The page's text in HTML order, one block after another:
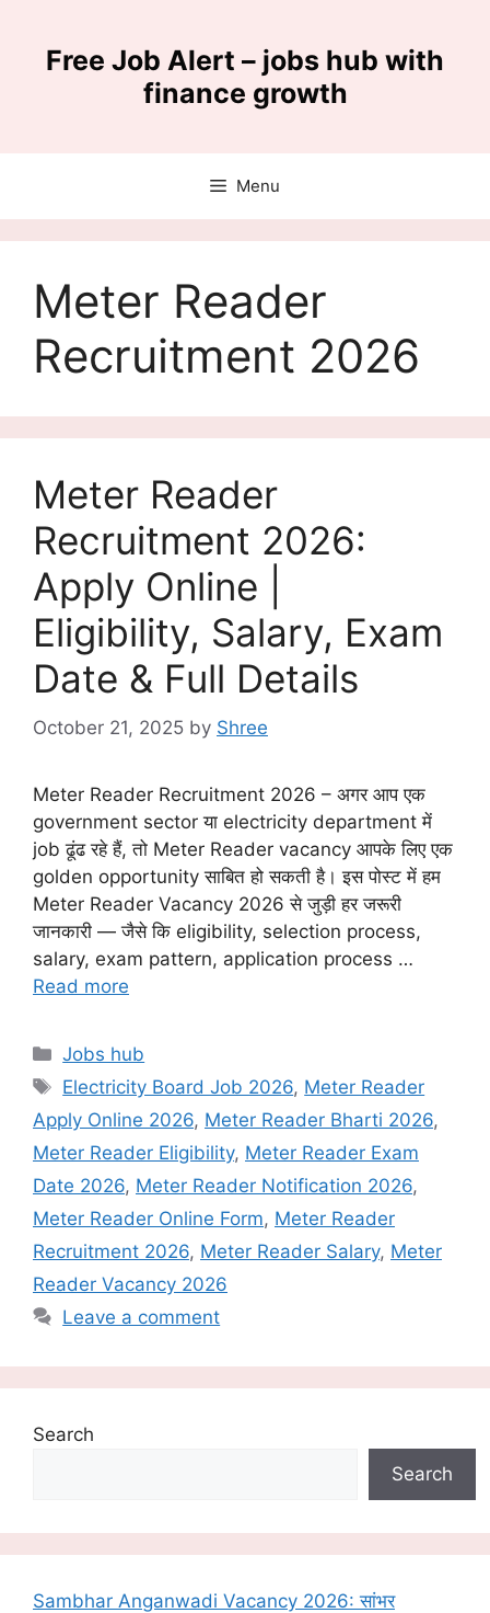
contentFree Job Alert – jobs hub with
finance growth
Menu
Meter Reader
Recruitment 2026
Meter Reader
Recruitment 2026:
Apply Online |
Eligibility, Salary, Exam
Date & Full Details
October 21, 2025 by Shree
Meter Reader Recruitment 2026 – अगर आप एक
government sector या electricity department में
job ढूंढ रहे हैं, तो Meter Reader vacancy आपके लिए एक
golden opportunity साबित हो सकती है। इस पोस्ट में हम
Meter Reader Vacancy 2026 से जुड़ी हर जरूरी
जानकारी — जैसे कि eligibility, selection process,
salary, exam pattern, application process …
Read more
Categories
Jobs hub
Tags
Electricity Board Job 2026, Meter Reader
Apply Online 2026, Meter Reader Bharti 2026,
Meter Reader Eligibility, Meter Reader Exam
Date 2026, Meter Reader Notification 2026,
Meter Reader Online Form, Meter Reader
Recruitment 2026, Meter Reader Salary, Meter
Reader Vacancy 2026
Leave a comment
Search
Search
Sambhar Anganwadi Vacancy 2026: सांभर